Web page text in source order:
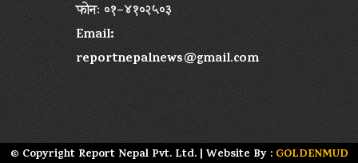
फोनः ०१–४१०२५०३
Email:
reportnepalnews@gmail.com
© Copyright Report Nepal Pvt. Ltd. | Website By : GOLDENMUD